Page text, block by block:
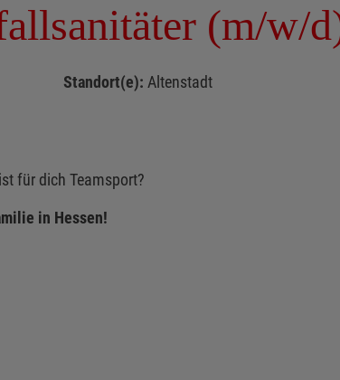
(m/w/
Standort(e): Altenstadt
für dich Teamsport?
in Hessen!